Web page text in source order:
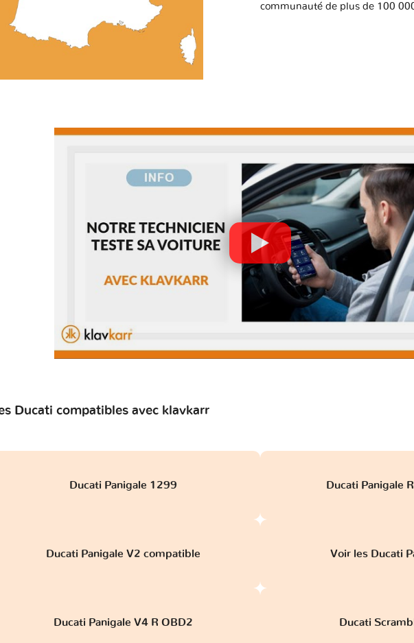
communauté de plus de 100
Ducati compatibles avec klavkarr
Ducati Panigale 1299 Ducati Panigale
Ducati Panigale V2 compatible Voir les Ducati
Ducati Panigale V4 R OBD2 Ducati